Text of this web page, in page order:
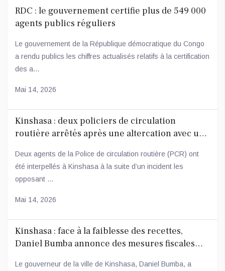
RDC : le gouvernement certifie plus de 549 000
agents publics réguliers
Le gouvernement de la République démocratique du Congo
a rendu publics les chiffres actualisés relatifs à la certification
des a...
Mai 14, 2026
Kinshasa : deux policiers de circulation
routière arrêtés après une altercation avec un
Deux agents de la Police de circulation routière (PCR) ont
été interpellés à Kinshasa à la suite d’un incident les
opposant ...
Mai 14, 2026
Kinshasa : face à la faiblesse des recettes,
Daniel Bumba annonce des mesures fiscales
Le gouverneur de la ville de Kinshasa, Daniel Bumba, a